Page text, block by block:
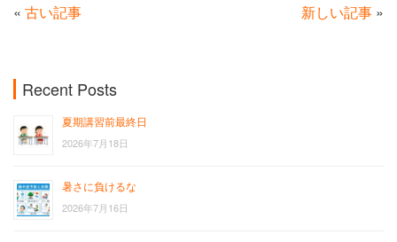
« 古い記事 新しい記事 »
Recent Posts
夏期講習前最終日
2026年7月18日
暑さに負けるな
2026年7月16日